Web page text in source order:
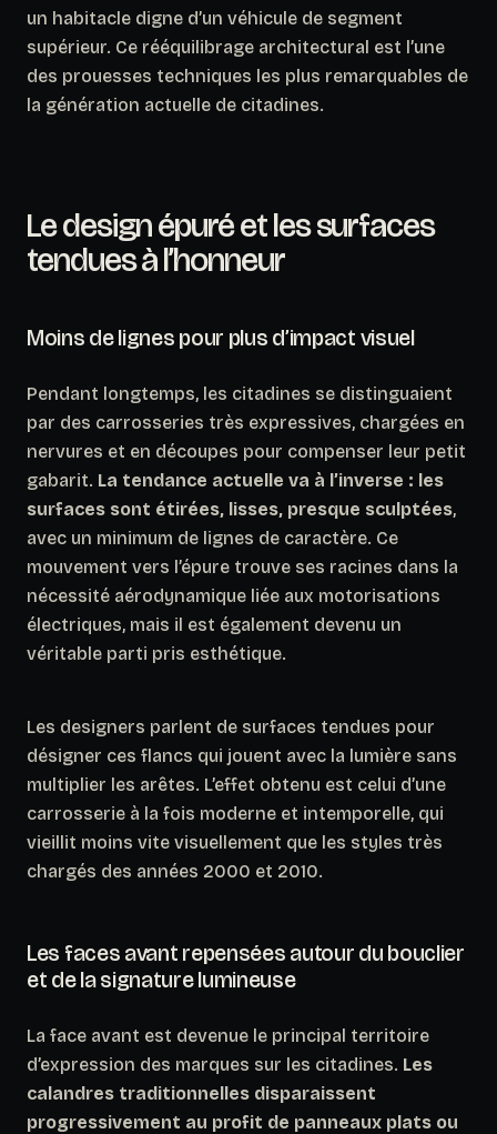
un habitacle digne d’un véhicule de segment
supérieur. Ce rééquilibrage architectural est l’une
des prouesses techniques les plus remarquables de
la génération actuelle de citadines.
Le design épuré et les surfaces
tendues à l’honneur
Moins de lignes pour plus d’impact visuel
Pendant longtemps, les citadines se distinguaient
par des carrosseries très expressives, chargées en
nervures et en découpes pour compenser leur petit
gabarit. La tendance actuelle va à l’inverse : les
surfaces sont étirées, lisses, presque sculptées,
avec un minimum de lignes de caractère. Ce
mouvement vers l’épure trouve ses racines dans la
nécessité aérodynamique liée aux motorisations
électriques, mais il est également devenu un
véritable parti pris esthétique.
Les designers parlent de surfaces tendues pour
désigner ces flancs qui jouent avec la lumière sans
multiplier les arêtes. L’effet obtenu est celui d’une
carrosserie à la fois moderne et intemporelle, qui
vieillit moins vite visuellement que les styles très
chargés des années 2000 et 2010.
Les faces avant repensées autour du bouclier
et de la signature lumineuse
La face avant est devenue le principal territoire
d’expression des marques sur les citadines. Les
calandres traditionnelles disparaissent
progressivement au profit de panneaux plats ou